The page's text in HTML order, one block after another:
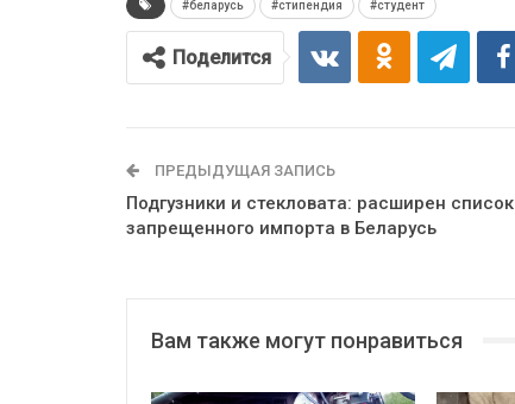
#беларусь #стипендия #студент
Поделится
ПРЕДЫДУЩАЯ ЗАПИСЬ
Подгузники и стекловата: расширен список
запрещенного импорта в Беларусь
Вам также могут понравиться